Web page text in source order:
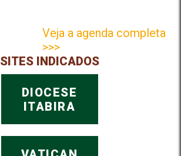
Veja a agenda completa
>>>
SITES INDICADOS
DIOCESE
ITABIRA